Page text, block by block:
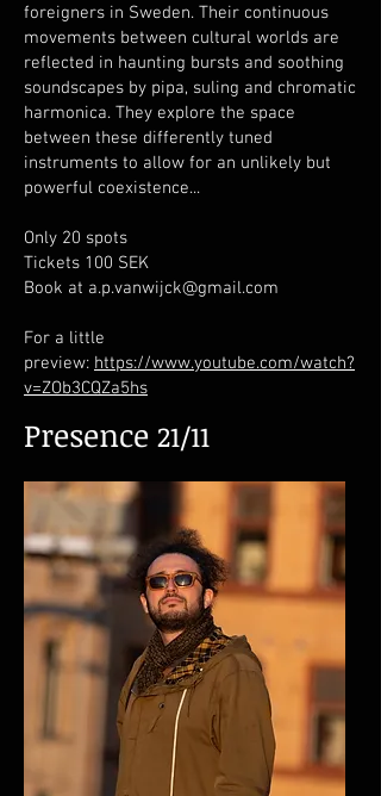
foreigners in Sweden. Their continuous
movements between cultural worlds are
reflected in haunting bursts and soothing
soundscapes by pipa, suling and chromatic
harmonica. They explore the space
between these differently tuned
instruments to allow for an unlikely but
powerful coexistence...
Only 20 spots
Tickets 100 SEK
Book at a.p.vanwijck@gmail.com
For a little
preview: https://www.youtube.com/watch?
v=ZOb3CQZa5hs
Presence 21/11